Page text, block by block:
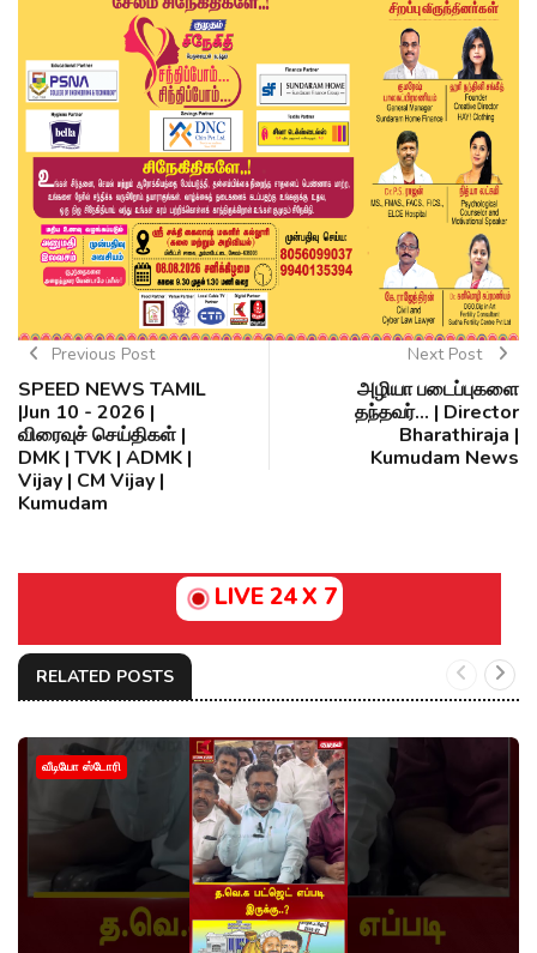
Previous Post
SPEED NEWS TAMIL
|Jun 10 - 2026 |
விரைவுச் செய்திகள் |
DMK | TVK | ADMK |
Vijay | CM Vijay |
Kumudam
Next Post
அழியா படைப்புகளை
தந்தவர்... | Director
Bharathiraja |
Kumudam News
LIVE 24 X 7
RELATED POSTS
வீடியோ ஸ்டோரி